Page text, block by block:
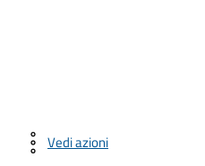
Vedi azioni